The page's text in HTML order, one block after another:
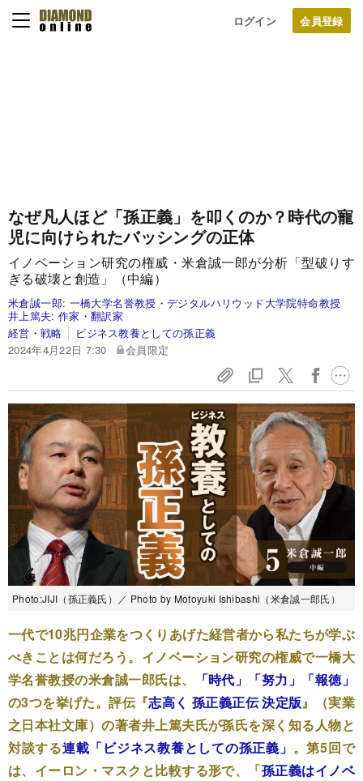
ログイン
なぜ凡人ほど「孫正義」を叩くのか？時代の寵
児に向けられたバッシングの正体
イノベーション研究の権威・米倉誠一郎が分析「型破りす
ぎる破壊と創造」（中編）
米倉誠一郎: 一橋大学名誉教授・デジタルハリウッド大学院特命教授
井上篤夫: 作家・翻訳家
経営・戦略
ビジネス教養としての孫正義
2024年4月22日 7:30
会員限定
Photo:JIJI（孫正義氏）／ Photo by Motoyuki Ishibashi（米倉誠一郎氏）
一代で10兆円企業をつくりあげた経営者から私たちが学ぶ
べきことは何だろう。イノベーション研究の権威で一橋大
学名誉教授の米倉誠一郎氏は、
「時代」「努力」「報徳」
の3つを挙げた。評伝『志高く 孫正義正伝 決定版 』（実業
之日本社文庫）の著者井上篤夫氏が孫氏を深く知る人物と
対談する連載「ビジネス教養としての孫正義」 。第5回で
は、イーロン・マスクと比較する形で、「孫正義はイノベ